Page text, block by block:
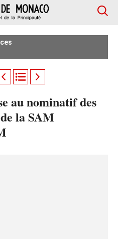
au nominatif des
la SAM